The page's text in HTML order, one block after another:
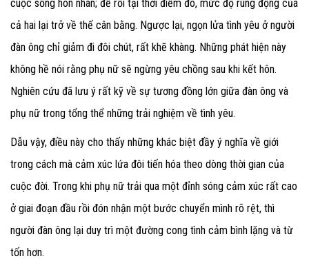
cuộc sống hôn nhân; để rồi tại thời điểm đó, mức độ rung động của
cả hai lại trở về thế cân bằng. Ngược lại, ngọn lửa tình yêu ở người
đàn ông chỉ giảm đi đôi chút, rất khẽ khàng. Những phát hiện này
không hề nói rằng phụ nữ sẽ ngừng yêu chồng sau khi kết hôn.
Nghiên cứu đã lưu ý rất kỹ về sự tương đồng lớn giữa đàn ông và
phụ nữ trong tổng thể những trải nghiệm về tình yêu.
Dẫu vậy, điều này cho thấy những khác biệt đầy ý nghĩa về giới
trong cách mà cảm xúc lứa đôi tiến hóa theo dòng thời gian của
cuộc đời. Trong khi phụ nữ trải qua một đỉnh sóng cảm xúc rất cao
ở giai đoạn đầu rồi đón nhận một bước chuyển mình rõ rệt, thì
người đàn ông lại duy trì một đường cong tình cảm bình lặng và từ
tốn hơn.